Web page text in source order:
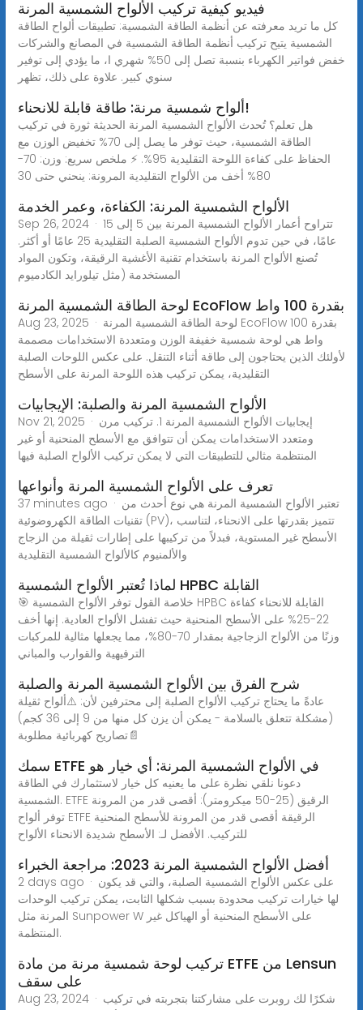
فيديو كيفية تركيب الألواح الشمسية المرنة
كل ما تريد معرفته عن أنظمة الطاقة الشمسية: تطبيقات ألواح الطاقة
الشمسية يتيح تركيب أنظمة الطاقة الشمسية في المصانع والشركات
خفض فواتير الكهرباء بنسبة تصل إلى 50% شهري ا، ما يؤدي إلى توفير
سنوي كبير. علاوة على ذلك، تظهر
ألواح شمسية مرنة: طاقة قابلة للانحناء!
هل تعلم؟ تُحدث الألواح الشمسية المرنة الحديثة ثورة في تركيب
الطاقة الشمسية، حيث توفر ما يصل إلى 70% تخفيض الوزن مع
الحفاظ على كفاءة اللوحة التقليدية 95%. ⚡ ملخص سريع: وزن: 70-
80% أخف من الألواح التقليدية المرونة: ينحني حتى 30
الألواح الشمسية المرنة: الكفاءة، وعمر الخدمة
Sep 26, 2024 · تتراوح أعمار الألواح الشمسية المرنة بين 5 إلى 15
عامًا، في حين تدوم الألواح الشمسية الصلبة التقليدية 25 عامًا أو أكثر.
تُصنع الألواح المرنة باستخدام تقنية الأغشية الرقيقة، وتكون المواد
المستخدمة (مثل تيلورايد الكادميوم
لوحة الطاقة الشمسية المرنة EcoFlow بقدرة 100 واط
Aug 23, 2025 · لوحة الطاقة الشمسية المرنة EcoFlow بقدرة 100
واط هي لوحة شمسية خفيفة الوزن ومتعددة الاستخدامات مصممة
لأولئك الذين يحتاجون إلى طاقة أثناء التنقل. على عكس اللوحات الصلبة
التقليدية، يمكن تركيب هذه اللوحة المرنة على الأسطح
الألواح الشمسية المرنة والصلبة: الإيجابيات
Nov 21, 2025 · إيجابيات الألواح الشمسية المرنة 1. تركيب مرن
ومتعدد الاستخدامات يمكن أن تتوافق مع الأسطح المنحنية أو غير
المنتظمة مثالي للتطبيقات التي لا يمكن تركيب الألواح الصلبة فيها
تعرف على الألواح الشمسية المرنة وأنواعها
37 minutes ago · تعتبر الألواح الشمسية المرنة هي نوع أحدث من
تقنيات الطاقة الكهروضوئية (PV)، تتميز بقدرتها على الانحناء، لتناسب
الأسطح غير المستوية، فبدلاً من تركيبها على إطارات ثقيلة من الزجاج
والألمنيوم كالألواح الشمسية التقليدية
لماذا تُعتبر الألواح الشمسية HPBC القابلة
🎯 خلاصة القول توفر الألواح الشمسية HPBC القابلة للانحناء كفاءة
22-25% على الأسطح المنحنية حيث تفشل الألواح العادية. إنها أخف
وزنًا من الألواح الزجاجية بمقدار 70-80%، مما يجعلها مثالية للمركبات
الترفيهية والقوارب والمباني
شرح الفرق بين الألواح الشمسية المرنة والصلبة
عادةً ما يحتاج تركيب الألواح الصلبة إلى محترفين لأن: ⚠️ألواح ثقيلة
(مشكلة تتعلق بالسلامة - يمكن أن يزن كل منها من 9 إلى 36 كجم)
📄تصاريح كهربائية مطلوبة
سمك ETFE في الألواح الشمسية المرنة: أي خيار هو
دعونا نلقي نظرة على ما يعنيه كل خيار لاستثمارك في الطاقة
الشمسية. ETFE الرقيق (25-50 ميكرومتر): أقصى قدر من المرونة
توفر ألواح ETFE الرقيقة أقصى قدر من المرونة للأسطح المنحنية
للتركيب. الأفضل لـ: الأسطح شديدة الانحناء الألواح
أفضل الألواح الشمسية المرنة 2023: مراجعة الخبراء
2 days ago · على عكس الألواح الشمسية الصلبة، والتي قد يكون
لها خيارات تركيب محدودة بسبب شكلها الثابت، يمكن تركيب الوحدات
المرنة مثل Sunpower W على الأسطح المنحنية أو الهياكل غير
المنتظمة.
تركيب لوحة شمسية مرنة من مادة ETFE من Lensun
على سقف
Aug 23, 2024 · شكرًا لك روبرت على مشاركتنا بتجربته في تركيب